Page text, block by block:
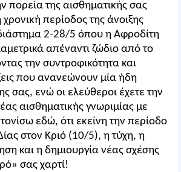
πορεία της αισθηματικής σας
περίοδος της άνοιξης
2-28/5 όπου η Αφροδίτη
απέναντι ζώδιο από το
την συντροφικότητα και
που ανανεώνουν μία ήδη
σας, ενώ οι ελεύθεροι έχετε την
αισθηματικής γνωριμίας με
εδώ, ότι εκείνη την περίοδο
στον Κριό (10/5), η τύχη, η
και η δημιουργία νέας σχέσης
σας χαρτί!